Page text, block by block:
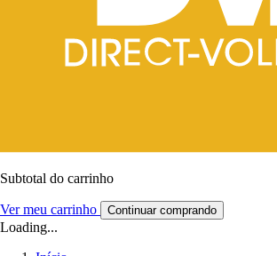
Subtotal do carrinho
Ver meu carrinho Continuar comprando
Loading...